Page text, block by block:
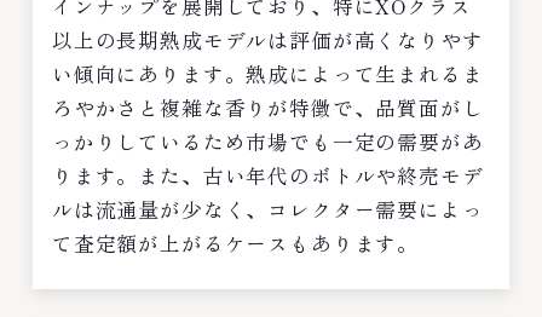
インナップを展開しており、特にXOクラス
以上の長期熟成モデルは評価が高くなりやす
い傾向にあります。熟成によって生まれるま
ろやかさと複雑な香りが特徴で、品質面がし
っかりしているため市場でも一定の需要があ
ります。また、古い年代のボトルや終売モデ
ルは流通量が少なく、コレクター需要によっ
て査定額が上がるケースもあります。